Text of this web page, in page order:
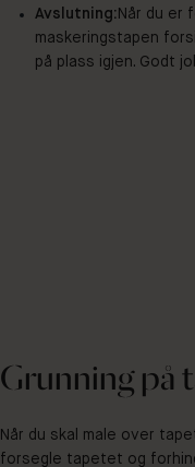
Avslutning: Når du er
maskeringstapen
på plass igjen. Godt
Grunning på
Når du skal male over
forsegle tapetet og